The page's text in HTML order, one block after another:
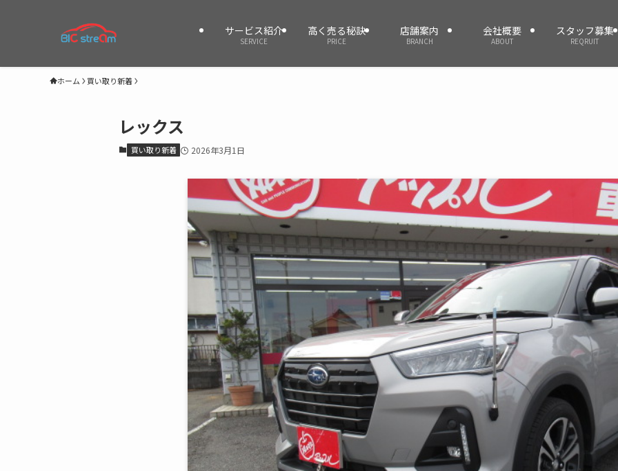
サービス紹介
SERVICE
高く売る秘訣
PRICE
店舗案内
BRANCH
会社概要
ABOUT
スタッフ募集
REQRUIT
ホーム 買い取り新着
レックス
買い取り新着 2026年3月1日